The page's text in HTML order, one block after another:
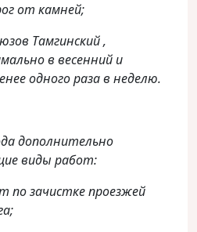
от камней;
Тамгинский ,
в весенний и
одного раза в неделю.
дополнительно
виды работ:
по зачистке проезжей